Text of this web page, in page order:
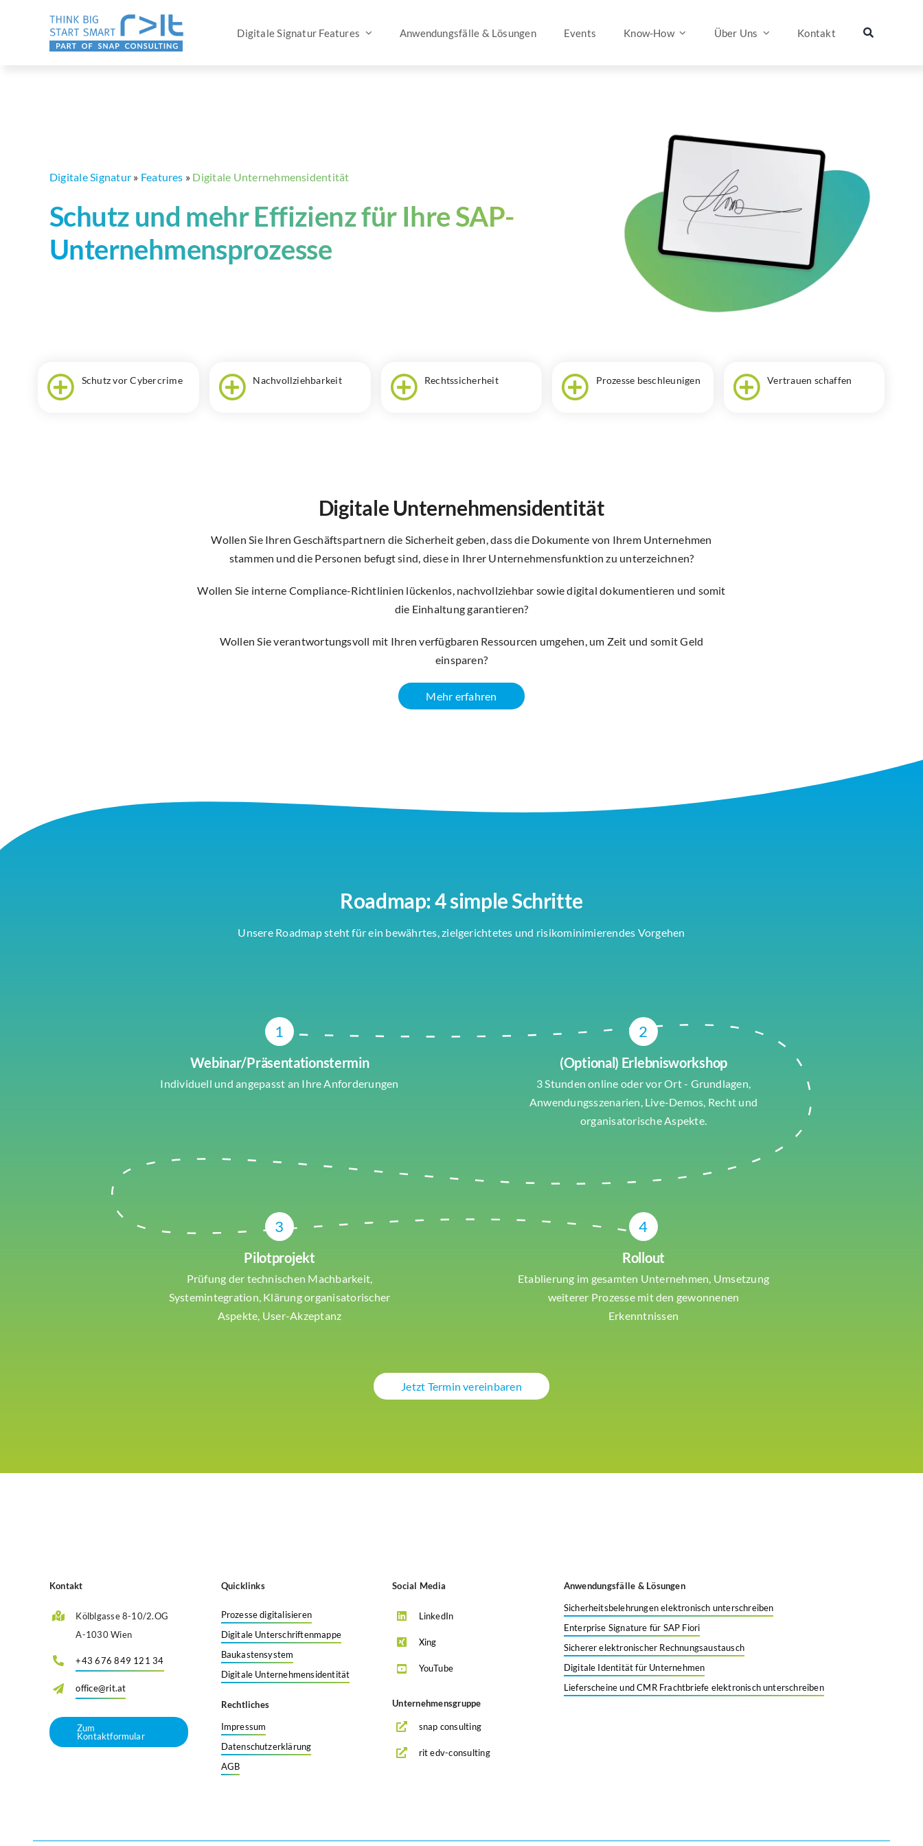
Digitale Signatur Features Anwendungsfälle & Lösungen Events Know-How Über Uns Kontakt
Digitale Signatur » Features » Digitale Unternehmensidentität
Schutz und mehr Effizienz für Ihre SAP-
Unternehmensprozesse
Schutz vor Cyber­­crime Nach­voll­zieh­barkeit Rechts­sicherheit Prozesse beschleunigen Vertrauen schaffen
Digitale Unternehmensidentität
Wollen Sie Ihren Geschäftspartnern die Sicherheit geben, dass die Dokumente von Ihrem Unternehmen
stammen und die Personen befugt sind, diese in Ihrer Unternehmensfunktion zu unterzeichnen?
Wollen Sie interne Compliance-Richtlinien lückenlos, nachvollziehbar sowie digital dokumentieren und somit
die Einhaltung garantieren?
Wollen Sie verantwortungsvoll mit Ihren verfügbaren Ressourcen umgehen, um Zeit und somit Geld
einsparen?
Mehr erfahren
Roadmap: 4 simple Schritte
Unsere Roadmap steht für ein bewährtes, zielgerichtetes und risikominimierendes Vorgehen
1
Webinar/Präsentationstermin
Individuell und angepasst an Ihre Anforderungen
2
(Optional) Erlebnisworkshop
3 Stunden online oder vor Ort - Grundlagen,
Anwendungsszenarien, Live-Demos, Recht und
organisatorische Aspekte.
3
Pilotprojekt
Prüfung der technischen Machbarkeit,
Systemintegration, Klärung organisatorischer
Aspekte, User-Akzeptanz
4
Rollout
Etablierung im gesamten Unternehmen, Umsetzung
weiterer Prozesse mit den gewonnenen
Erkenntnissen
Jetzt Termin vereinbaren
Kontakt
Kölblgasse 8-10/2.OG
A-1030 Wien
+43 676 849 121 34
office@rit.at
Zum
Kontaktformular
Quicklinks
Prozesse digitalisieren
Digitale Unterschriftenmappe
Baukastensystem
Digitale Unternehmensidentität
Rechtliches
Impressum
Datenschutzerklärung
AGB
Social Media
LinkedIn
Xing
YouTube
Unternehmensgruppe
snap consulting
rit edv-consulting
Anwendungsfälle & Lösungen
Sicherheitsbelehrungen elektronisch unterschreiben
Enterprise Signature für SAP Fiori
Sicherer elektronischer Rechnungsaustausch
Digitale Identität für Unternehmen
Lieferscheine und CMR Frachtbriefe elektronisch unterschreiben